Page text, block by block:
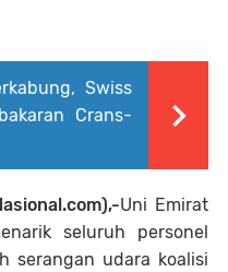
Swiss
Crans-
Uni Emirat
seluruh personel
serangan udara koalisi